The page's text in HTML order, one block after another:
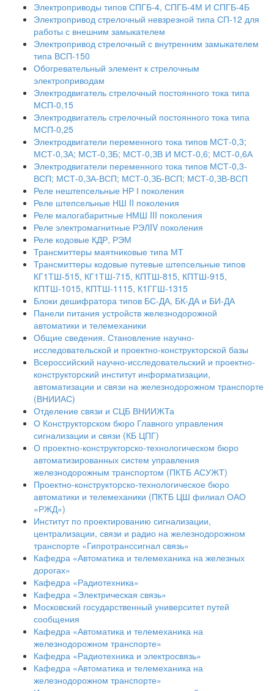
Электроприводы типов СПГБ-4, СПГБ-4М И СПГБ-4Б
Электропривод стрелочный невзрезной типа СП-12 для
работы с внешним замыкателем
Электропривод стрелочный с внутренним замыкателем
типа ВСП-150
Обогревательный элемент к стрелочным
электроприводам
Электродвигатель стрелочный постоянного тока типа
МСП-0,15
Электродвигатель стрелочный постоянного тока типа
МСП-0,25
Электродвигатели переменного тока типов МСТ-0,3;
МСТ-0,ЗА; МСТ-0,ЗБ; МСТ-0,ЗВ И МСТ-0,6; МСТ-0,6А
Электродвигатели переменного тока типов МСТ-0,3-
ВСП; МСТ-0,ЗА-ВСП; МСТ-0,ЗБ-ВСП; МСТ-0,ЗВ-ВСП
Реле нештепсельные НР І поколения
Реле штепсельные НШ II поколения
Реле малогабаритные НМШ III поколения
Реле электромагнитные РЭЛIV поколения
Реле кодовые КДР, РЭМ
Трансмиттеры маятниковые типа МТ
Трансмиттеры кодовые путевые штепсельные типов
КГ1ТШ-515, КГ1ТШ-715, КПТШ-815, КПТШ-915,
КПТШ-1015, КПТШ-1115, К1ГГШ-1315
Блоки дешифратора типов БС-ДА, БК-ДА и БИ-ДА
Панели питания устройств железнодорожной
автоматики и телемеханики
Общие сведения. Становление научно-
исследовательской и проектно-конструкторской базы
Всероссийский научно-исследовательский и проектно-
конструкторский институт информатизации,
автоматизации и связи на железнодорожном транспорте
(ВНИИАС)
Отделение связи и СЦБ ВНИИЖТа
О Конструкторском бюро Главного управления
сигнализации и связи (КБ ЦПГ)
О проектно-конструкторско-технологическом бюро
автоматизированных систем управления
железнодорожным транспортом (ПКТБ АСУЖТ)
Проектно-конструкторско-технологическое бюро
автоматики и телемеханики (ПКТБ ЦШ филиал ОАО
«РЖД»)
Институт по проектированию сигнализации,
централизации, связи и радио на железнодорожном
транспорте «Гипротранссигнал связь»
Кафедра «Автоматика и телемеханика на железных
дорогах»
Кафедра «Радиотехника»
Кафедра «Электрическая связь»
Московский государственный университет путей
сообщения
Кафедра «Автоматика и телемеханика на
железнодорожном транспорте»
Кафедра «Радиотехника и электросвязь»
Кафедра «Автоматика и телемеханика на
железнодорожном транспорте»